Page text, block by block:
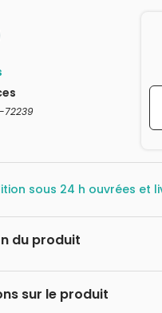
72239
sous 24 h ouvrées et
du produit
sur le produit